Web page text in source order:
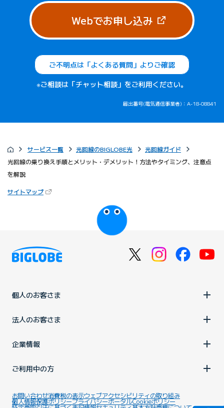
Webでお申し込み（新しいタブ
ご不明点は「よくある質問」よりご確認
※ご相談は「チャット相談」をご利用ください。
届出番号(電気通信事業者)：A-18-08841
サービス一覧 光回線のBIGLOBE光
光回線ガイド
光回線の乗り換え手順とメリット・デメリット！方法やタイミング、注意点
を解説
サイトマップ（新しいタブで開きます）
びっぷるのページ
個人のお客さま
法人のお客さま
企業情報
ご利用中の方
お問い合わせ消費税の表示ウェブアクセシビリティの取り組み
個人情報保護ポリシープライバシーポータルCookieポリシー